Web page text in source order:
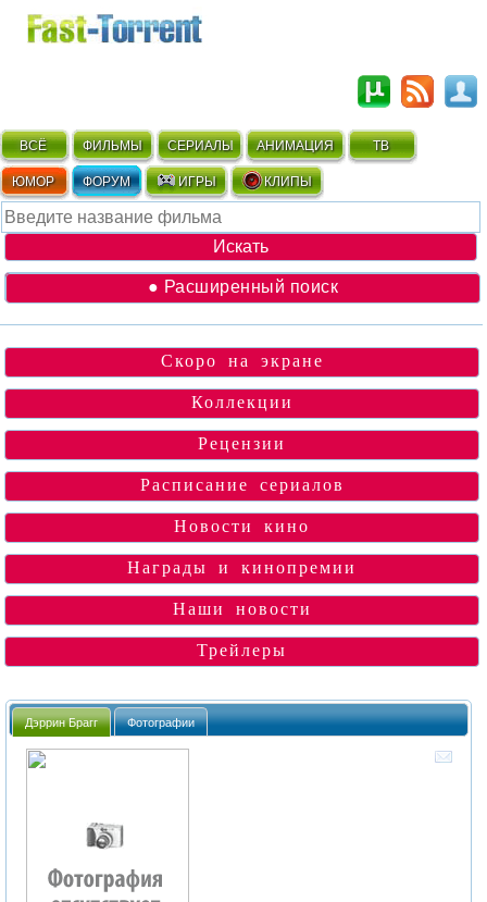
ВСЁ ФИЛЬМЫ СЕРИАЛЫ АНИМАЦИЯ ТВ
ЮМОР ФОРУМ ИГРЫ КЛИПЫ
● Расширенный поиск
Скоро на экране
Коллекции
Рецензии
Расписание сериалов
Новости кино
Награды и кинопремии
Наши новости
Трейлеры
Дэррин Брагг Фотографии